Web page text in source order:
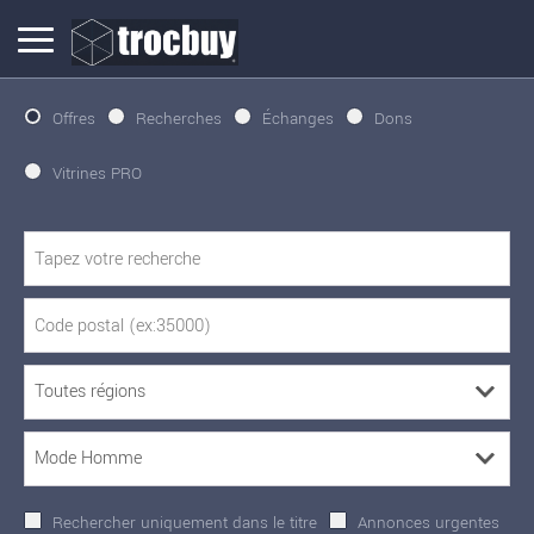
Offres Recherches Échanges Dons
Vitrines PRO
Rechercher uniquement dans le titre Annonces urgentes